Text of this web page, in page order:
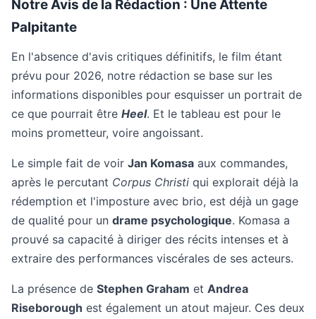
Notre Avis de la Rédaction : Une Attente
Palpitante
En l'absence d'avis critiques définitifs, le film étant
prévu pour 2026, notre rédaction se base sur les
informations disponibles pour esquisser un portrait de
ce que pourrait être Heel. Et le tableau est pour le
moins prometteur, voire angoissant.
Le simple fait de voir Jan Komasa aux commandes,
après le percutant Corpus Christi qui explorait déjà la
rédemption et l'imposture avec brio, est déjà un gage
de qualité pour un drame psychologique. Komasa a
prouvé sa capacité à diriger des récits intenses et à
extraire des performances viscérales de ses acteurs.
La présence de Stephen Graham et Andrea
Riseborough est également un atout majeur. Ces deux